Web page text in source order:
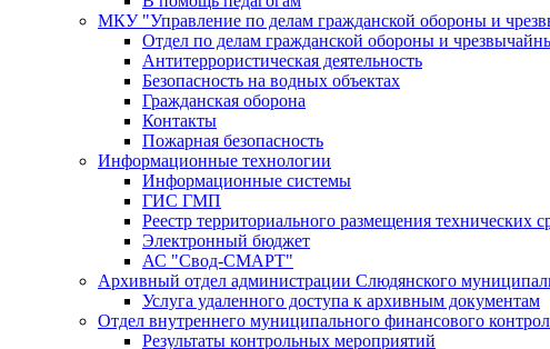
МКУ "Управление по делам гражданской обороны и
Отдел по делам гражданской обороны и
Антитеррористическая деятельность
Безопасность на водных объектах
Гражданская оборона
Контакты
Пожарная безопасность
Информационные технологии
Информационные системы
ГИС ГМП
Реестр территориального размещения технических
Электронный бюджет
АС "Свод-СМАРТ"
Архивный отдел администрации Слюдянского
Услуга удаленного доступа к архивным документам
Отдел внутреннего муниципального финансового
Результаты контрольных мероприятий